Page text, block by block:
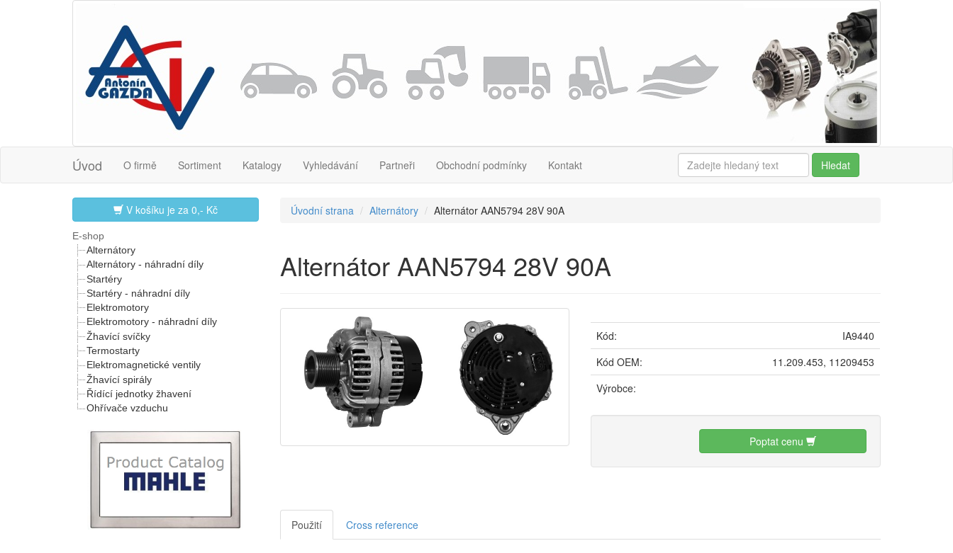
Úvod O firmě Sortiment Katalogy Vyhledávání Partneři Obchodní podmínky Kontakt Hledat
V košíku je za 0,- Kč
E-shop
Alternátory
Alternátory - náhradní díly
Startéry
Startéry - náhradní díly
Elektromotory
Elektromotory - náhradní díly
Žhavící svíčky
Termostarty
Elektromagnetické ventily
Žhavící spirály
Řídící jednotky žhavení
Ohřívače vzduchu
Úvodní strana Alternátory Alternátor AAN5794 28V 90A
Alternátor AAN5794 28V 90A
Kód:
IA9440
Kód OEM:
11.209.453, 11209453
Výrobce:
Poptat cenu
Použití Cross reference